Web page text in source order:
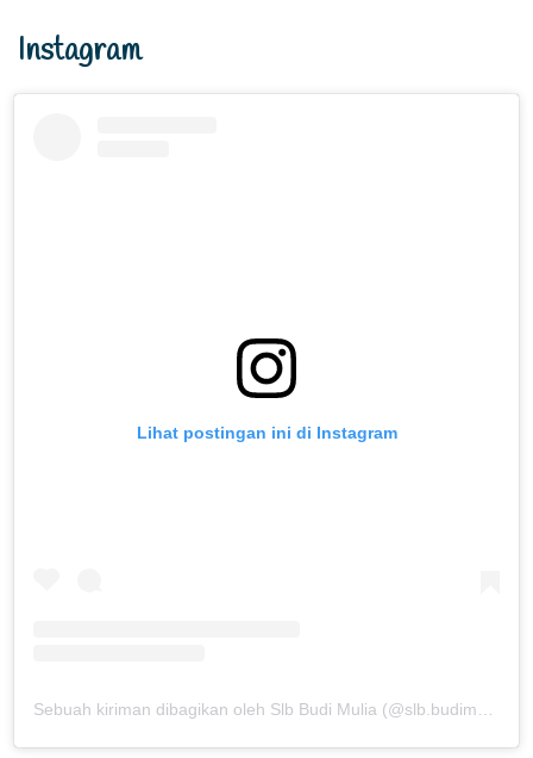
Instagram
Lihat postingan ini di Instagram
Sebuah kiriman dibagikan oleh Slb Budi Mulia (@slb.budimulia)